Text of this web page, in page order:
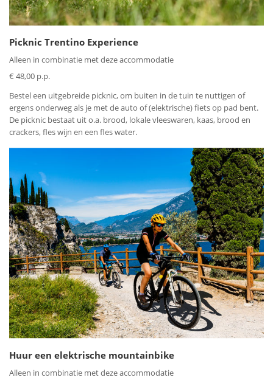
Picknic Trentino Experience
Alleen in combinatie met deze accommodatie
€ 48,00 p.p.
Bestel een uitgebreide picknic, om buiten in de tuin te nuttigen of
ergens onderweg als je met de auto of (elektrische) fiets op pad bent.
De picknic bestaat uit o.a. brood, lokale vleeswaren, kaas, brood en
crackers, fles wijn en een fles water.
Huur een elektrische mountainbike
Alleen in combinatie met deze accommodatie